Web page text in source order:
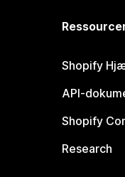
Shopify
API-
Shopify
Research